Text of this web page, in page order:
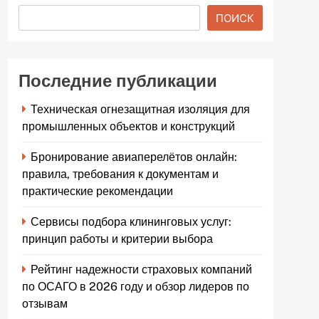
ПОИСК
Последние публикации
Техническая огнезащитная изоляция для
промышленных объектов и конструкций
Бронирование авиаперелётов онлайн:
правила, требования к документам и
практические рекомендации
Сервисы подбора клининговых услуг:
принцип работы и критерии выбора
Рейтинг надежности страховых компаний
по ОСАГО в 2026 году и обзор лидеров по
отзывам